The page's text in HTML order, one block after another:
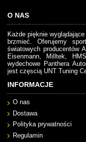
O NAS
Każde pięknie
brzmieć. Oferujemy
światowych producentów
Eisenmann, Milltek,
wydechowe Panthera
jest częscią UNT Tuning
INFORMACJE
O nas
Dostawa
Polityka prywatności
Regulamin